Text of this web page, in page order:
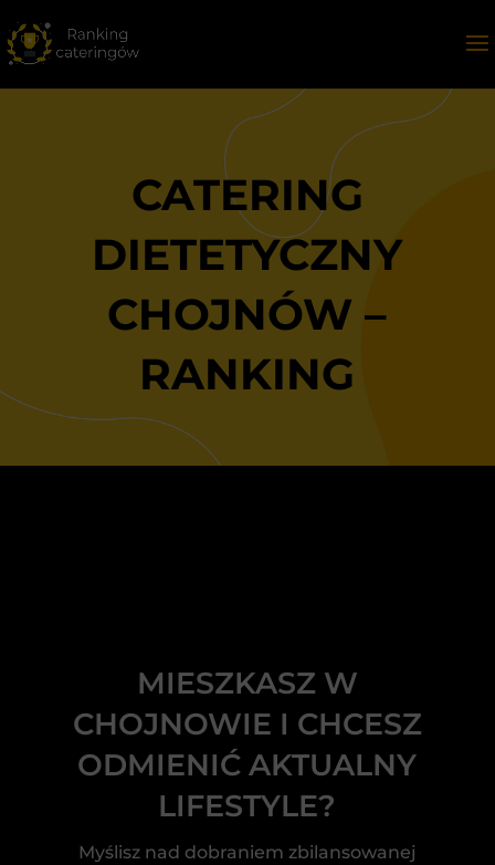
CATERING
DIETETYCZNY
CHOJNÓW –
RANKING
MIESZKASZ W
CHOJNOWIE I CHCESZ
ODMIENIĆ AKTUALNY
LIFESTYLE?
Myślisz nad dobraniem zbilansowanej